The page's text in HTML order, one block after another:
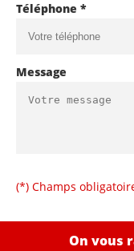
Téléphone *
Message
(*) Champs
On vous